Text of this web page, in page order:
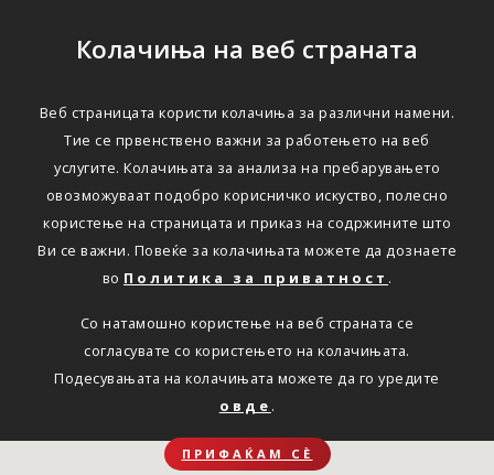
Колачиња на веб страната
Веб страницата користи колачиња за различни намени.
Тие се првенствено важни за работењето на веб
услугите. Колачињата за анализа на пребарувањето
овозможуваат подобро корисничко искуство, полесно
користење на страницата и приказ на содржините што
Ви се важни. Повеќе за колачињата можете да дознаете
во Политика за приватност .
Со натамошно користење на веб страната се
согласувате со користењето на колачињата.
Подесувањата на колачињата можете да го уредите
овде .
ПРИФАЌАМ СЀ